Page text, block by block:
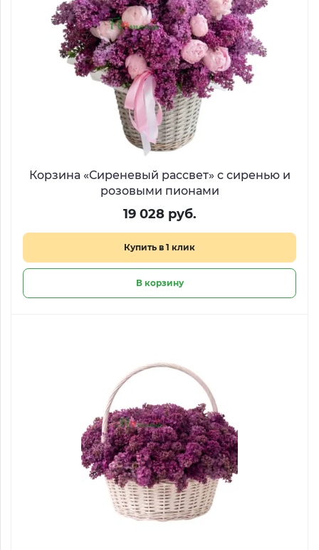
Корзина «Сиреневый рассвет» с сиренью и
розовыми пионами
19 028 руб.
Купить в 1 клик
В корзину